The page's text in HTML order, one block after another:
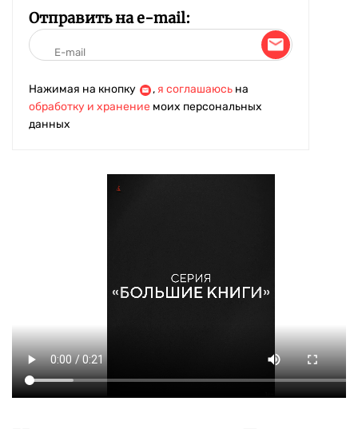
Отправить на e-mail:
Нажимая на кнопку , я соглашаюсь на
обработку и хранение моих персональных
данных